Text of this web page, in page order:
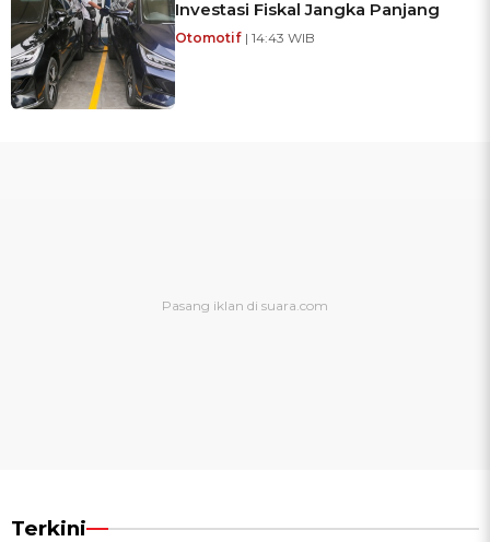
Investasi Fiskal Jangka Panjang
Otomotif | 14:43 WIB
Terkini